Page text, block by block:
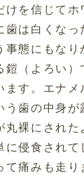
けを信じてホ
は白くなっ
態にもなり
（よろい）
ます。エナメ
う歯の中身が
丸裸にされた
侵食されて
痛みも走り